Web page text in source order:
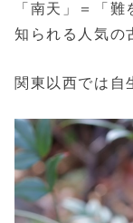
「南天」＝「
知られる人気の
関東以西では自